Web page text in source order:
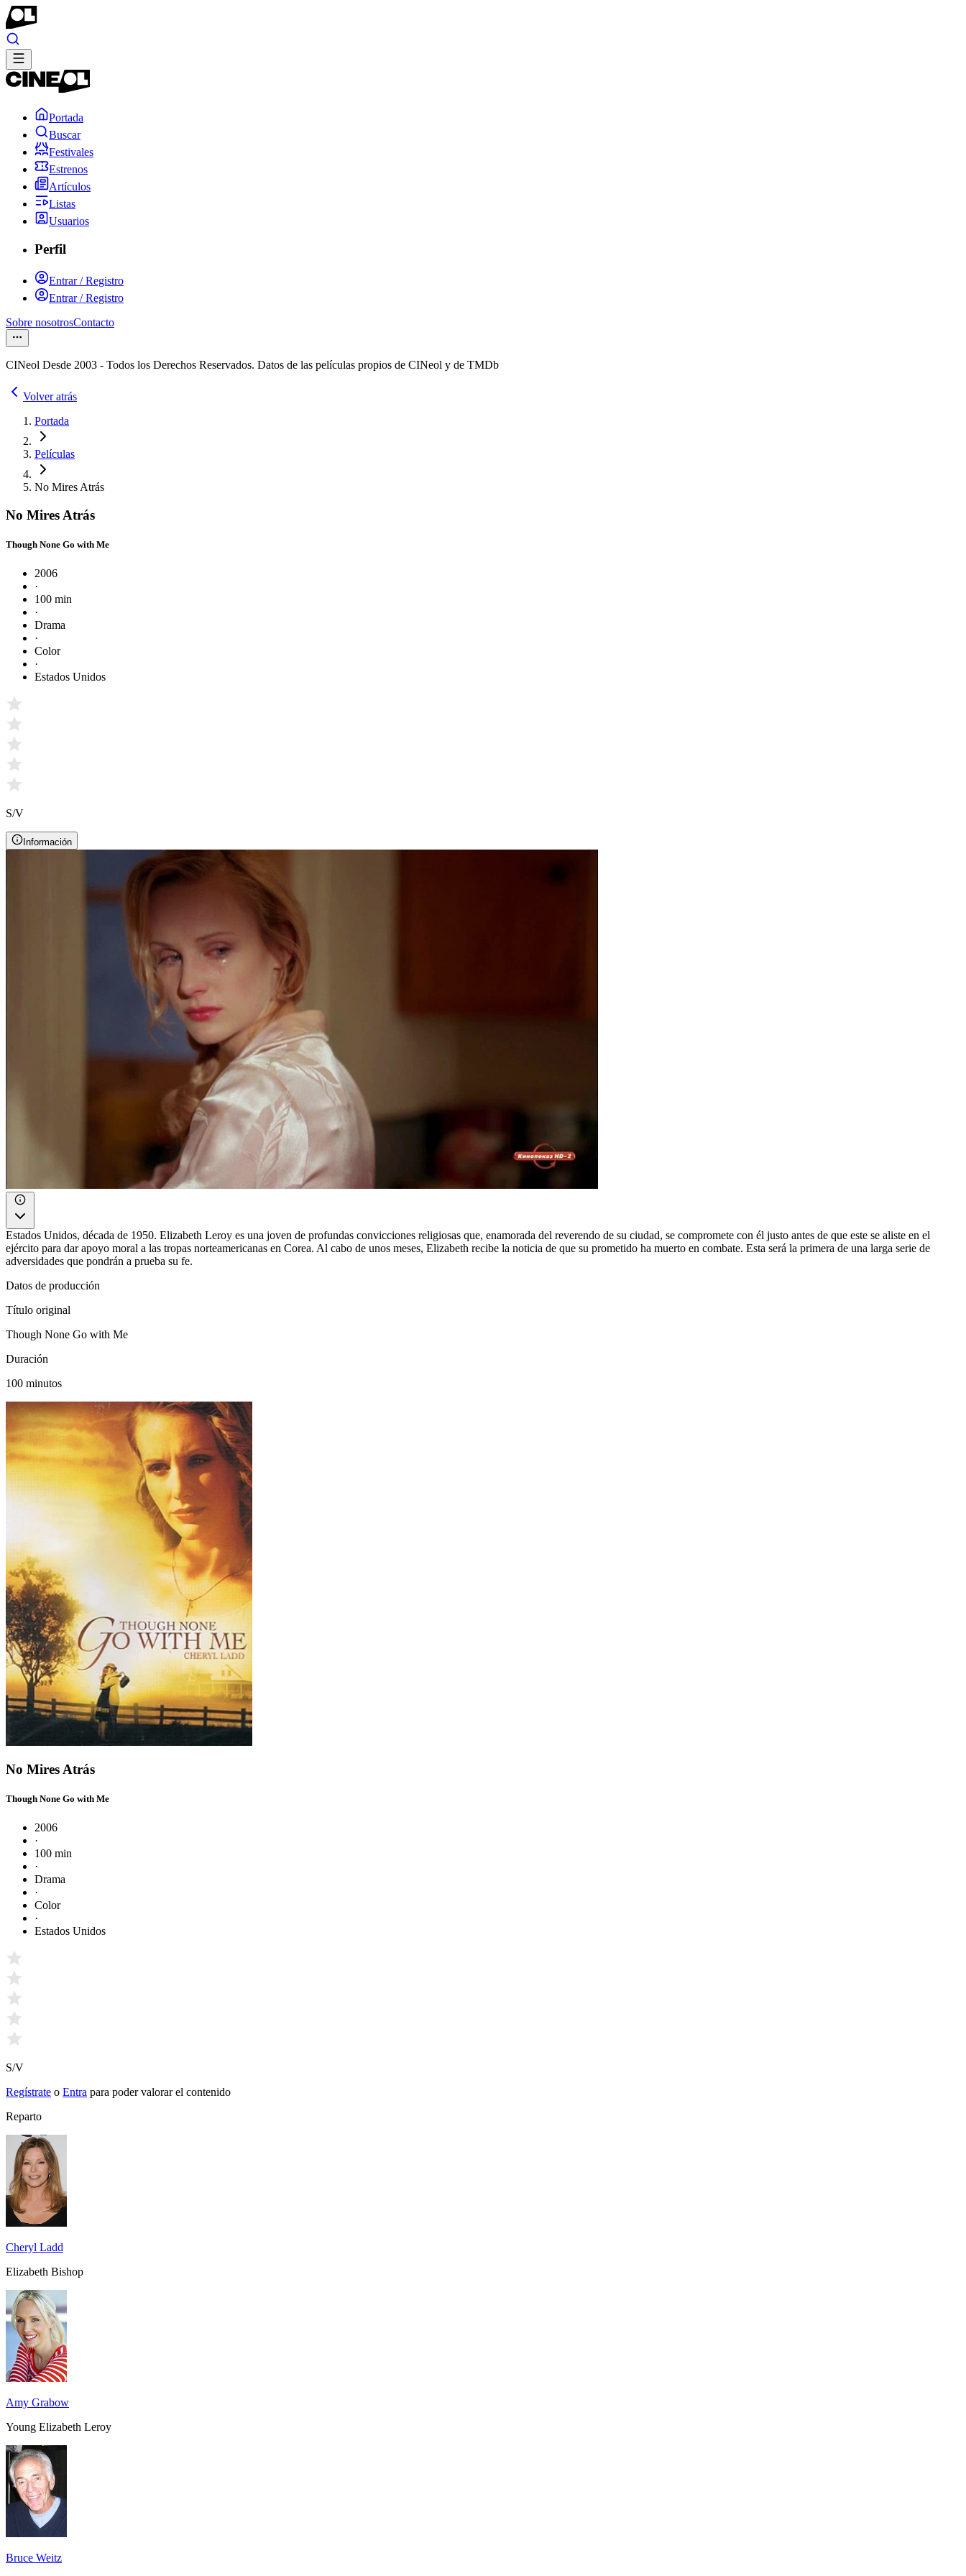
Portada
Buscar
Festivales
Estrenos
Artículos
Listas
Usuarios
Perfil
Entrar / Registro
Entrar / Registro
Sobre nosotrosContacto
CINeol Desde 2003 - Todos los Derechos Reservados. Datos de las películas propios de CINeol y de TMDb
Volver atrás
Portada
Películas
No Mires Atrás
No Mires Atrás
Though None Go with Me
2006
·
100 min
·
Drama
·
Color
·
Estados Unidos
S/V
Información
Estados Unidos, década de 1950. Elizabeth Leroy es una joven de profundas convicciones religiosas que, enamorada del reverendo de su ciudad, se compromete con él justo antes de que este se aliste en el
ejército para dar apoyo moral a las tropas norteamericanas en Corea. Al cabo de unos meses, Elizabeth recibe la noticia de que su prometido ha muerto en combate. Esta será la primera de una larga serie de
adversidades que pondrán a prueba su fe.
Datos de producción
Título original
Though None Go with Me
Duración
100 minutos
No Mires Atrás
Though None Go with Me
2006
·
100 min
·
Drama
·
Color
·
Estados Unidos
S/V
Regístrate o Entra para poder valorar el contenido
Reparto
Cheryl Ladd
Elizabeth Bishop
Amy Grabow
Young Elizabeth Leroy
Bruce Weitz